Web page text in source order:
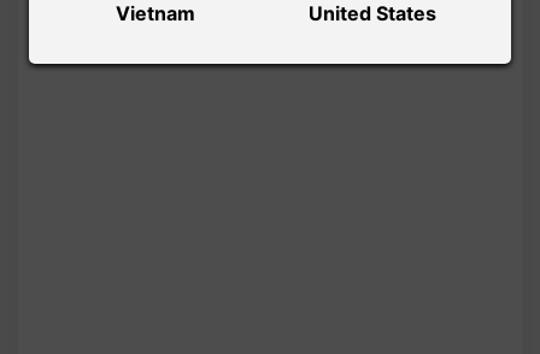
Vietnam United States